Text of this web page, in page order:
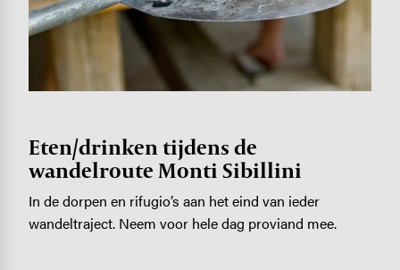
Eten/drinken tijdens de
wandelroute Monti Sibillini
In de dorpen en rifugio’s aan het eind van ieder
wandeltraject. Neem voor hele dag proviand mee.